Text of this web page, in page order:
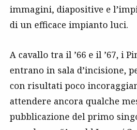
immagini, diapositive e
di un efficace impianto luci.
A cavallo tra il ’66 e il ’67, i
entrano in sala d’incisione,
con risultati poco
attendere ancora qualche
pubblicazione del primo